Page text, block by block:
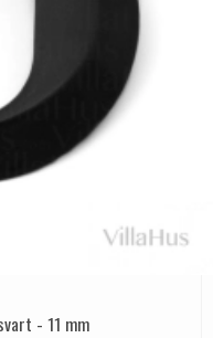
- 11 mm